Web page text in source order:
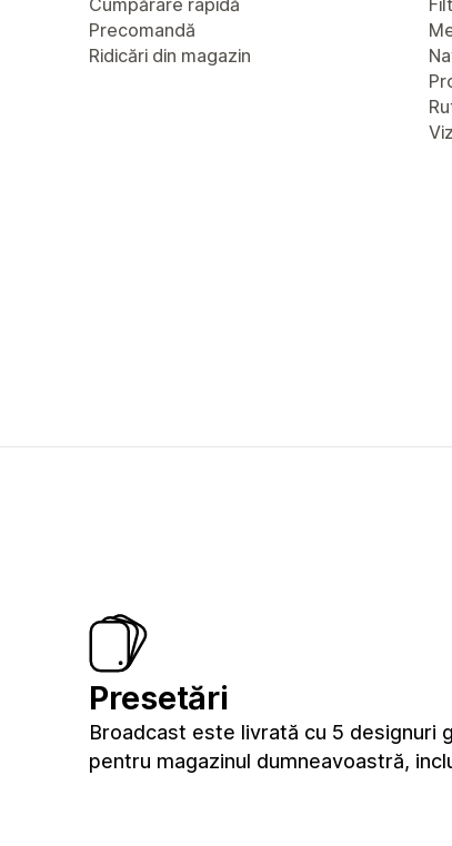
Cumpărare rapidă
Precomandă
Ridicări din magazin
Presetări
Broadcast este livrată cu 5 designuri
pentru magazinul dumneavoastră,